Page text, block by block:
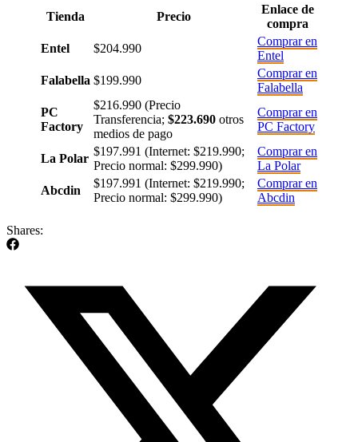
Tienda Precio
Enlace de
compra
Entel
$204.990
Comprar en
Entel
Falabella $199.990
Comprar en
Falabella
PC
Factory
$216.990 (Precio
Transferencia; $223.690 otros
medios de pago
Comprar en
PC Factory
La Polar
$197.991 (Internet: $219.990;
Precio normal: $299.990)
Comprar en
La Polar
Abcdin
$197.991 (Internet: $219.990;
Precio normal: $299.990)
Comprar en
Abcdin
Shares: